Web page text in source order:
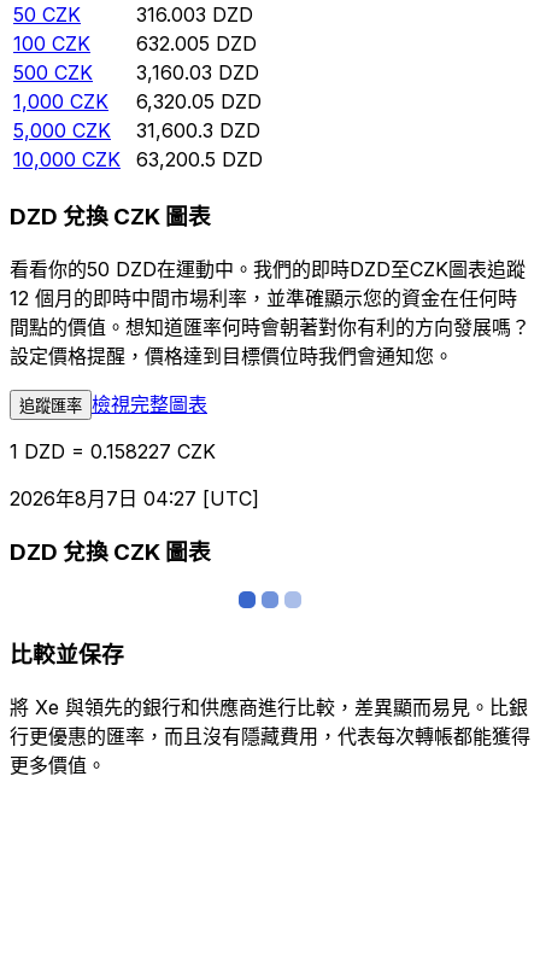
50 CZK 316.003 DZD
100 CZK 632.005 DZD
500 CZK 3,160.03 DZD
1,000 CZK 6,320.05 DZD
5,000 CZK 31,600.3 DZD
10,000 CZK 63,200.5 DZD
DZD 兌換 CZK 圖表
看看你的50 DZD在運動中。我們的即時DZD至CZK圖表追蹤
12 個月的即時中間市場利率，並準確顯示您的資金在任何時
間點的價值。想知道匯率何時會朝著對你有利的方向發展嗎？
設定價格提醒，價格達到目標價位時我們會通知您。
追蹤匯率 檢視完整圖表
1 DZD = 0.158227 CZK
2026年8月7日 04:27 [UTC]
DZD 兌換 CZK 圖表
比較並保存
將 Xe 與領先的銀行和供應商進行比較，差異顯而易見。比銀
行更優惠的匯率，而且沒有隱藏費用，代表每次轉帳都能獲得
更多價值。